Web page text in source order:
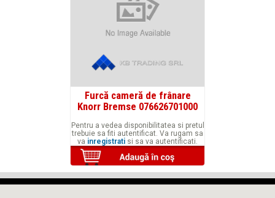
Furcă cameră de frânare
Knorr Bremse 076626701000
Pentru a vedea disponibilitatea si pretul
trebuie sa fiti autentificat. Va rugam sa
va inregistrati si sa va autentificati.